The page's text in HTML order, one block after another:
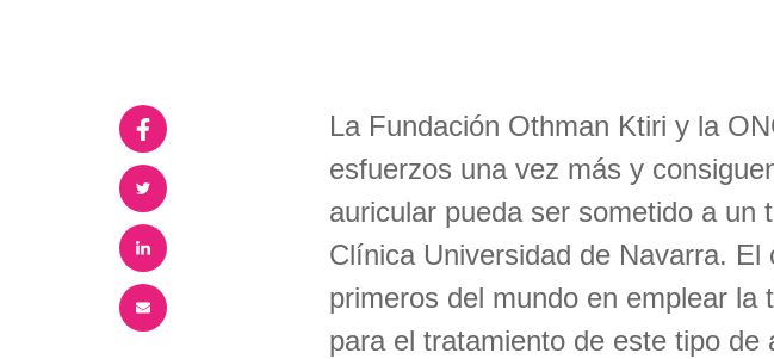
La Fundación Othman Ktiri y la
esfuerzos una vez más y
auricular pueda ser sometido a un
Clínica Universidad de Navarra.
primeros del mundo en emplear la
para el tratamiento de este tipo